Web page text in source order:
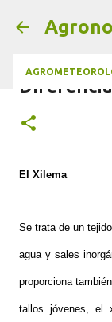
El Xilema
Se trata de un
agua y sales
proporciona
tallos jóvenes, el